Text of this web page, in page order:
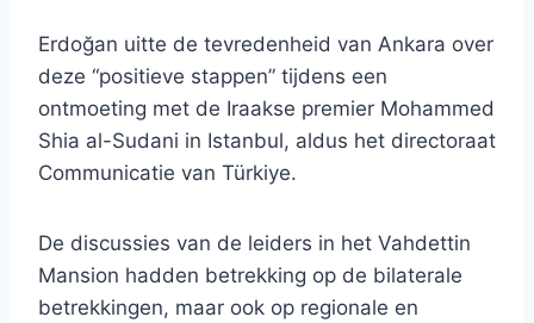
Erdoğan uitte de tevredenheid van Ankara over
deze “positieve stappen” tijdens een
ontmoeting met de Iraakse premier Mohammed
Shia al-Sudani in Istanbul, aldus het directoraat
Communicatie van Türkiye.
De discussies van de leiders in het Vahdettin
Mansion hadden betrekking op de bilaterale
betrekkingen, maar ook op regionale en